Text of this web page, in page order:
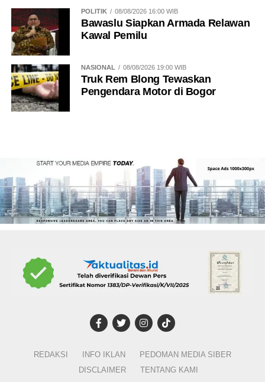
POLITIK 08/08/2026 16:00 WIB
Bawaslu Siapkan Armada Relawan
Kawal Pemilu
NASIONAL 08/08/2026 19:00 WIB
Truk Rem Blong Tewaskan
Pengendara Motor di Bogor
REDAKSI INFO IKLAN
PEDOMAN MEDIA SIBER
DISCLAIMER
TENTANG KAMI